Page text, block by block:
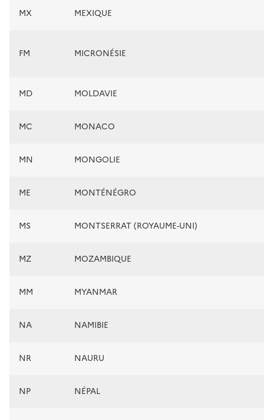
MX MEXIQUE
FM MICRONÉSIE
MD MOLDAVIE
MC MONACO
MN MONGOLIE
ME MONTÉNÉGRO
MS MONTSERRAT (ROYAUME-UNI)
MZ MOZAMBIQUE
MM MYANMAR
NA NAMIBIE
NR NAURU
NP NÉPAL